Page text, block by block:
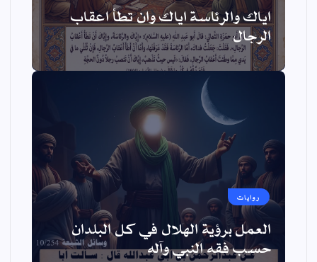
اياك والرئاسة اياك وان تطأ اعقاب
الرجال
روايات
العمل برؤية الهلال في كل البلدان
حسب فقه النبي وآله